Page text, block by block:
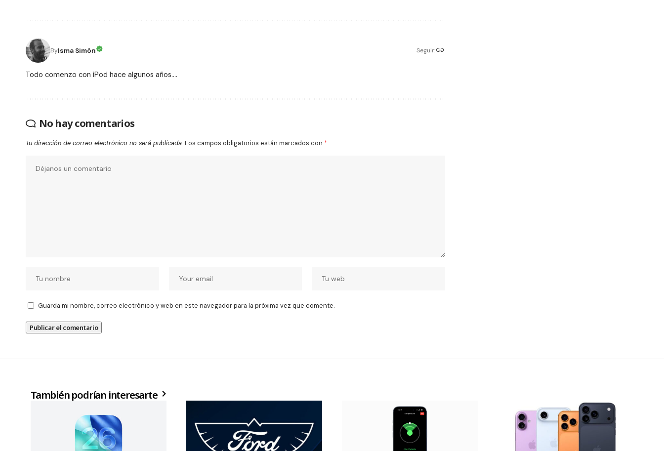
ByIsma Simón Seguir:
Todo comenzo con iPod hace algunos años....
No hay comentarios
Tu dirección de correo electrónico no será publicada. Los campos obligatorios están marcados con *
Guarda mi nombre, correo electrónico y web en este navegador para la próxima vez que comente.
También podrían interesarte